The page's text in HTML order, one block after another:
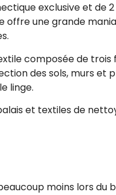
exclusive et de
une grande
composée de trois
des sols, murs et
linge.
et textiles de
moins lors du